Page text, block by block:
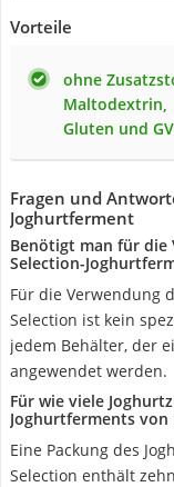
Vorteile
ohne
Maltodextrin,
Gluten und
Fragen und
Joghurtferment
Benötigt man für die
Selection-
Für die Verwendung
Selection ist kein
jedem Behälter, der
angewendet werden.
Für wie viele
Joghurtferments
Eine Packung des
Selection enthält